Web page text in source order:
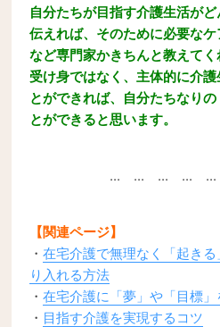
自分たちが目指す介護生活が
伝えれば、そのために必要な
など専門家かきちんと教えてく
受け身ではなく、主体的に介
とができれば、自分たちなり
とができると思います。
... ... ... ...
【関連ページ】
・在宅介護で無理なく「起き
り入れる方法
・在宅介護に「夢」や「目標」
・ 目指す介護を実現するコツ